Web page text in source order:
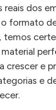
reais dos
o formato
temos
crescer e
e